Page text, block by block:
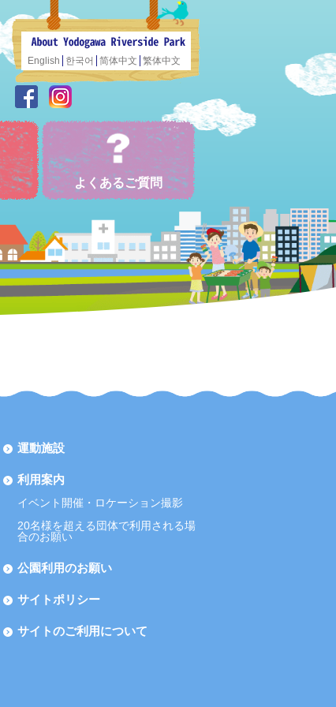
English 한국어 简体中文 繁体中文
よくあるご質問
運動施設
利用案内
イベント開催・ロケーション撮影
20名様を超える団体で利用される場
合のお願い
公園利用のお願い
サイトポリシー
サイトのご利用について